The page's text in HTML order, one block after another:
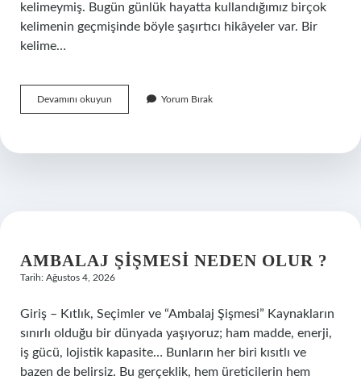
kelimeymiş. Bugün günlük hayatta kullandığımız birçok
kelimenin geçmişinde böyle şaşırtıcı hikâyeler var. Bir
kelime…
Devamını okuyun
eski
demek
Yorum Bırak
AMBALAJ ŞIŞMESI NEDEN OLUR ?
Tarih: Ağustos 4, 2026
Giriş – Kıtlık, Seçimler ve “Ambalaj Şişmesi” Kaynakların
sınırlı olduğu bir dünyada yaşıyoruz; ham madde, enerji,
iş gücü, lojistik kapasite… Bunların her biri kısıtlı ve
bazen de belirsiz. Bu gerçeklik, hem üreticilerin hem